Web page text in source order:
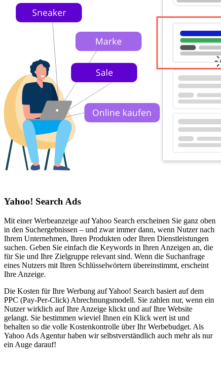
Yahoo! Search Ads
Mit einer Werbeanzeige auf Yahoo Search erscheinen Sie ganz oben
in den Suchergebnissen – und zwar immer dann, wenn Nutzer nach
Ihrem Unternehmen, Ihren Produkten oder Ihren Dienstleistungen
suchen. Geben Sie einfach die Keywords in Ihren Anzeigen an, die
für Sie und Ihre Zielgruppe relevant sind. Wenn die Suchanfrage
eines Nutzers mit Ihren Schlüsselwörtern übereinstimmt, erscheint
Ihre Anzeige.
Die Kosten für Ihre Werbung auf Yahoo! Search basiert auf dem
PPC (Pay-Per-Click) Abrechnungsmodell. Sie zahlen nur, wenn ein
Nutzer wirklich auf Ihre Anzeige klickt und auf Ihre Website
gelangt. Sie bestimmen wieviel Ihnen ein Klick wert ist und
behalten so die volle Kostenkontrolle über Ihr Werbebudget. Als
Yahoo Ads Agentur haben wir selbstverständlich auch mehr als nur
ein Auge darauf!